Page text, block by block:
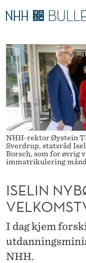
S
E
L
N
Y
B
D
L
T
O
V
E
D
M
N
Y
Ø
K
I
N
E
T
T
T
E
T
Stipendiater og
Disputaser
Ekspertutvalg
Om Bulletin
NHH-rektor Øystein
Sverdrup, statsråd
Borsch, som for øvrig
immatrikulering
ISELIN
I dag kjem
NHH.